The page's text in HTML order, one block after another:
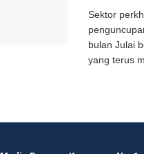
Sektor
bulan Julai
yang terus